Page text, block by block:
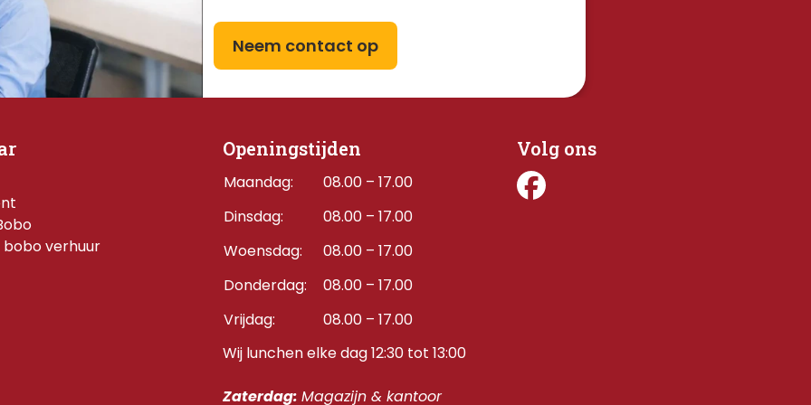
Neem contact op
verhuur
Openingstijden
Maandag:
08.00 – 17.00
Dinsdag:
08.00 – 17.00
Woensdag:
08.00 – 17.00
Donderdag: 08.00 – 17.00
Vrijdag:
08.00 – 17.00
Wij lunchen elke dag 12:30 tot 13:00
Zaterdag: Magazijn & kantoor
Volg ons